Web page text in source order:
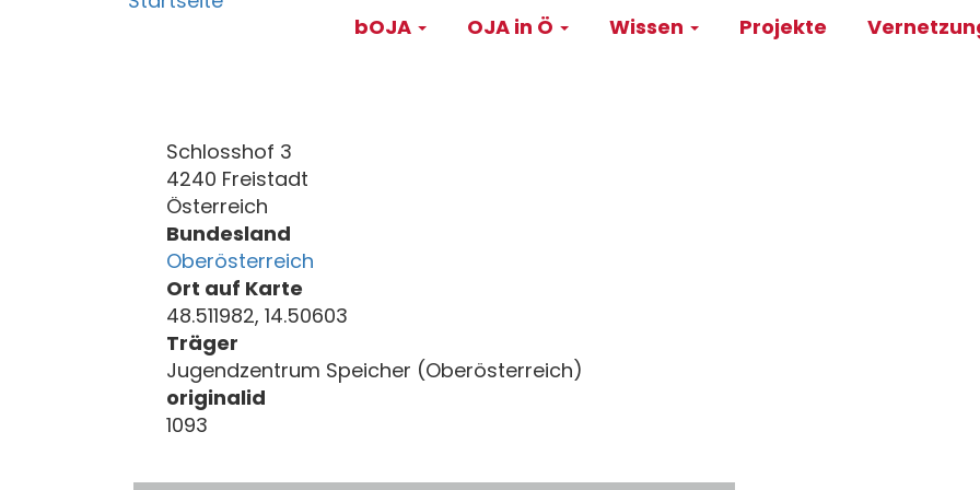
Main
bOJA OJA in Ö Wissen Projekte
Schlosshof 3
4240 Freistadt
Österreich
Bundesland
Oberösterreich
Ort auf Karte
48.511982, 14.50603
Träger
Jugendzentrum Speicher (Oberösterreich)
originalid
1093